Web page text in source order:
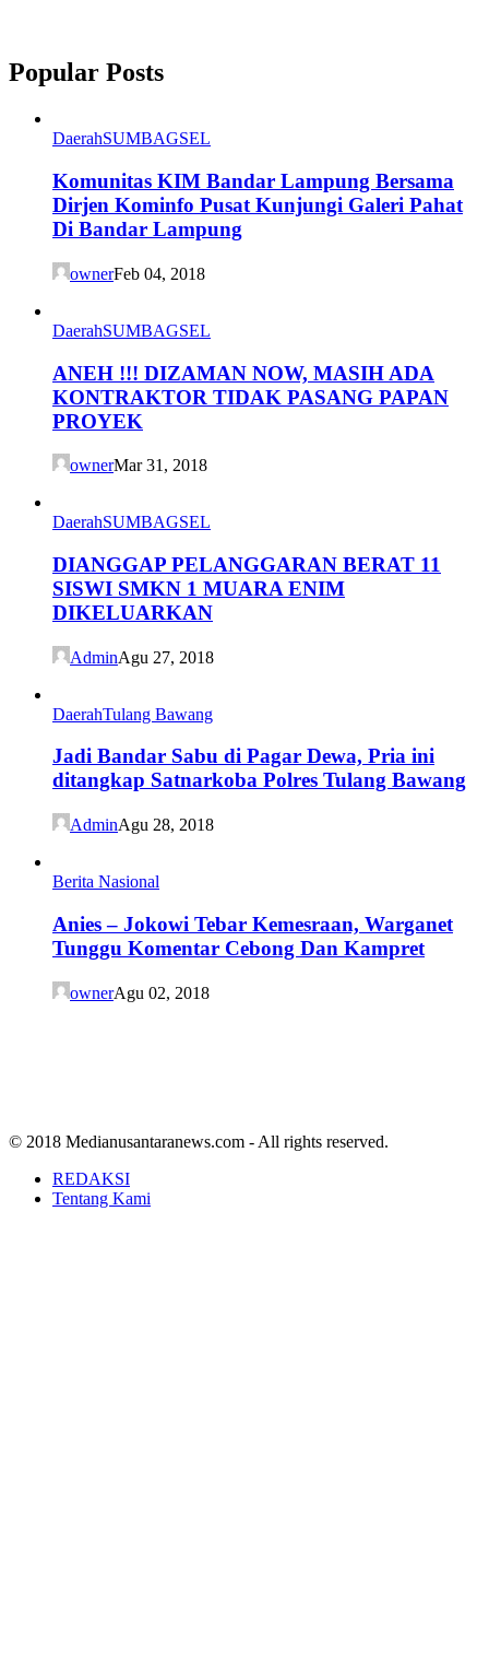
Popular Posts
DaerahSUMBAGSEL
Komunitas KIM Bandar Lampung Bersama
Dirjen Kominfo Pusat Kunjungi Galeri Pahat
Di Bandar Lampung
ownerFeb 04, 2018
DaerahSUMBAGSEL
ANEH !!! DIZAMAN NOW, MASIH ADA
KONTRAKTOR TIDAK PASANG PAPAN
PROYEK
ownerMar 31, 2018
DaerahSUMBAGSEL
DIANGGAP PELANGGARAN BERAT 11
SISWI SMKN 1 MUARA ENIM
DIKELUARKAN
AdminAgu 27, 2018
DaerahTulang Bawang
Jadi Bandar Sabu di Pagar Dewa, Pria ini
ditangkap Satnarkoba Polres Tulang Bawang
AdminAgu 28, 2018
Berita Nasional
Anies – Jokowi Tebar Kemesraan, Warganet
Tunggu Komentar Cebong Dan Kampret
ownerAgu 02, 2018
© 2018 Medianusantaranews.com - All rights reserved.
REDAKSI
Tentang Kami